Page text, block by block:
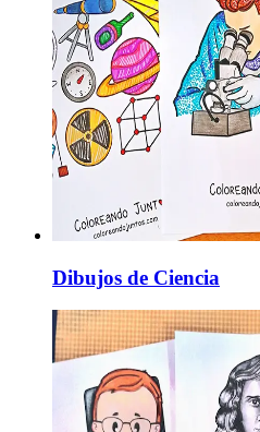
Dibujos de Ciencia